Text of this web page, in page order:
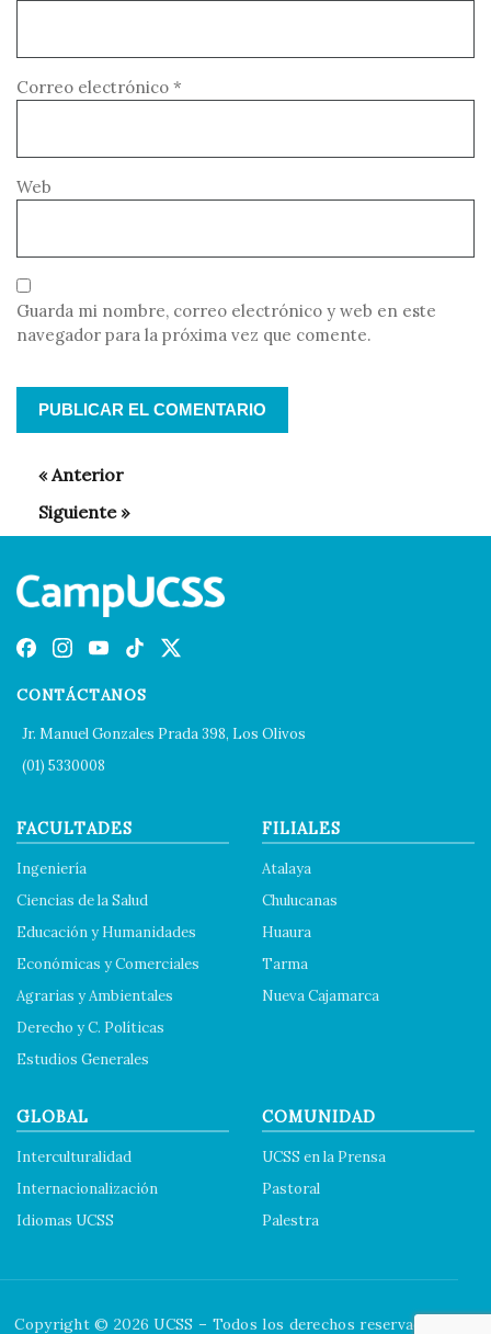
Correo electrónico *
Web
Guarda mi nombre, correo electrónico y web en este
navegador para la próxima vez que comente.
CONTÁCTANOS
Jr. Manuel Gonzales Prada 398, Los Olivos
(01) 5330008
FACULTADES
Ingeniería
Ciencias de la Salud
Educación y Humanidades
Económicas y Comerciales
Agrarias y Ambientales
Derecho y C. Políticas
Estudios Generales
FILIALES
Atalaya
Chulucanas
Huaura
Tarma
Nueva Cajamarca
GLOBAL
Interculturalidad
Internacionalización
Idiomas UCSS
COMUNIDAD
UCSS en la Prensa
Pastoral
Palestra
Copyright © 2026 UCSS – Todos los derechos reservados.